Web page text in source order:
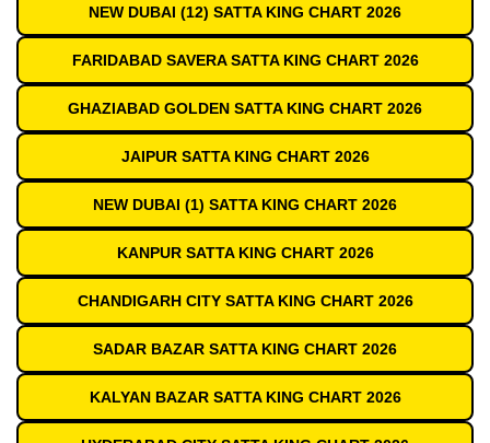
NEW DUBAI (12) SATTA KING CHART 2026
FARIDABAD SAVERA SATTA KING CHART 2026
GHAZIABAD GOLDEN SATTA KING CHART 2026
JAIPUR SATTA KING CHART 2026
NEW DUBAI (1) SATTA KING CHART 2026
KANPUR SATTA KING CHART 2026
CHANDIGARH CITY SATTA KING CHART 2026
SADAR BAZAR SATTA KING CHART 2026
KALYAN BAZAR SATTA KING CHART 2026